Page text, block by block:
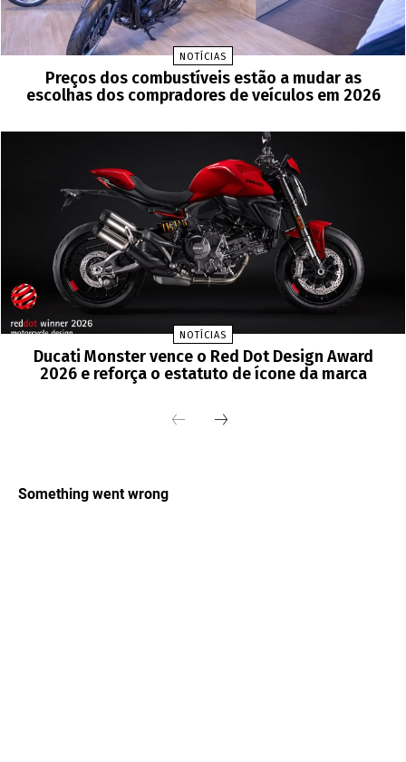
NOTÍCIAS
Preços dos combustíveis estão a mudar as
escolhas dos compradores de veículos em 2026
NOTÍCIAS
Ducati Monster vence o Red Dot Design Award
2026 e reforça o estatuto de ícone da marca